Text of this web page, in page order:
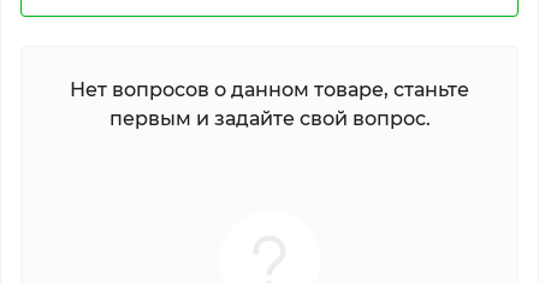
Нет вопросов о данном товаре, станьте
первым и задайте свой вопрос.